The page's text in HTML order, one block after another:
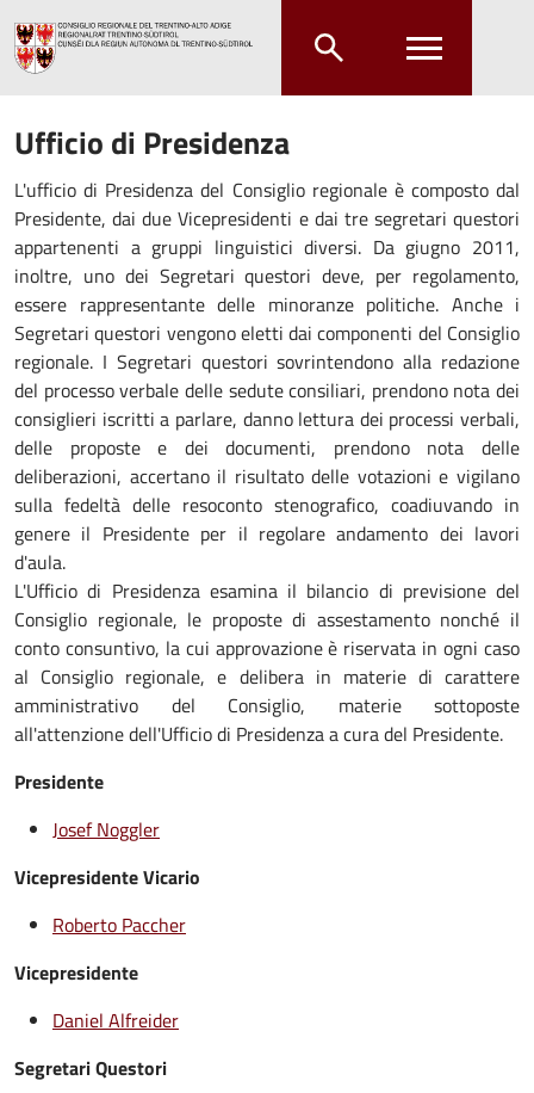
Ufficio di Presidenza
L'ufficio di Presidenza del Consiglio regionale è composto dal
Presidente, dai due Vicepresidenti e dai tre segretari questori
appartenenti a gruppi linguistici diversi. Da giugno 2011,
inoltre, uno dei Segretari questori deve, per regolamento,
essere rappresentante delle minoranze politiche. Anche i
Segretari questori vengono eletti dai componenti del Consiglio
regionale. I Segretari questori sovrintendono alla redazione
del processo verbale delle sedute consiliari, prendono nota dei
consiglieri iscritti a parlare, danno lettura dei processi verbali,
delle proposte e dei documenti, prendono nota delle
deliberazioni, accertano il risultato delle votazioni e vigilano
sulla fedeltà delle resoconto stenografico, coadiuvando in
genere il Presidente per il regolare andamento dei lavori
d'aula.
L'Ufficio di Presidenza esamina il bilancio di previsione del
Consiglio regionale, le proposte di assestamento nonché il
conto consuntivo, la cui approvazione è riservata in ogni caso
al Consiglio regionale, e delibera in materie di carattere
amministrativo del Consiglio, materie sottoposte
all'attenzione dell'Ufficio di Presidenza a cura del Presidente.
Presidente
Josef Noggler
Vicepresidente Vicario
Roberto Paccher
Vicepresidente
Daniel Alfreider
Segretari Questori